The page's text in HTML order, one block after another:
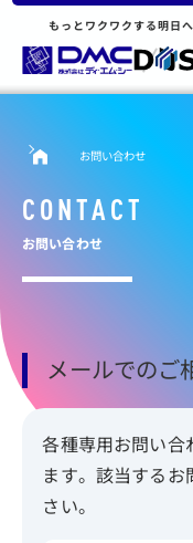
もっとワクワクする明日へ
お問い合わせ
CONTACT
お問い合わせ
メールでのご
各種専用お問い合
ます。該当する
さい。